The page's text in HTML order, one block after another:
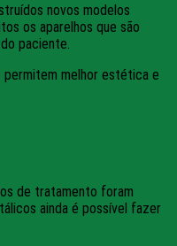
novos modelos
os aparelhos que são
paciente.
melhor estética e
de tratamento foram
ainda é possível fazer